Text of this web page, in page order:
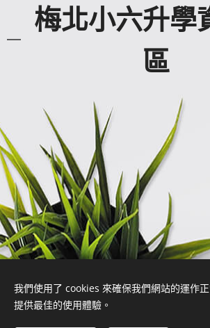
梅北小六升學
區
我們使用了 cookies 來確保我們網站的運作
提供最佳的使用體驗。